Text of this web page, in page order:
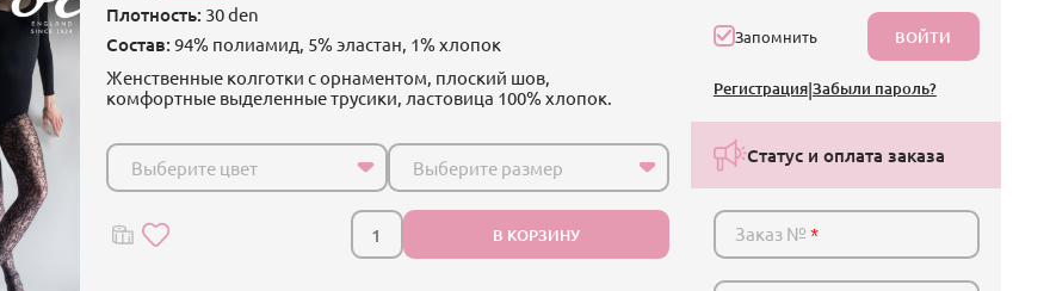
Плотность: 30 den
Состав: 94% полиамид, 5% эластан, 1% хлопок
Женственные колготки с орнаментом, плоский шов,
комфортные выделенные трусики, ластовица 100% хлопок.
Выберите цвет Выберите размер
В КОРЗИНУ
Запомнить ВОЙТИ
Регистрация|Забыли пароль?
Статус и оплата заказа
Заказ №*